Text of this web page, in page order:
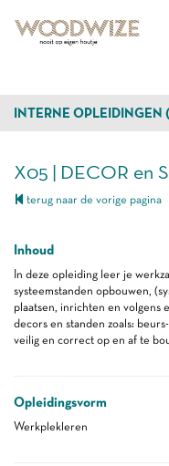
INTERNE OPLEIDINGEN
X05 | DECOR en
terug naar de vorige pagina
Inhoud
In deze opleiding leer je
systeemstanden opbouwen,
plaatsen, inrichten en volgens
decors en standen zoals:
veilig en correct op en af te
Opleidingsvorm
Werkplekleren